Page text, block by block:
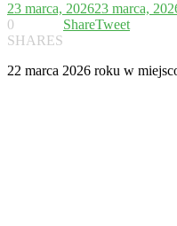
23 marca, 202623 marca,
0
SHARES
ShareTweet
22 marca 2026 roku w